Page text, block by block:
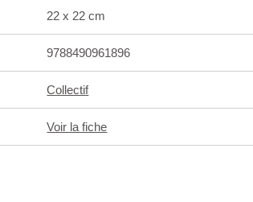
22 x 22 cm
9788490961896
Collectif
Voir la fiche